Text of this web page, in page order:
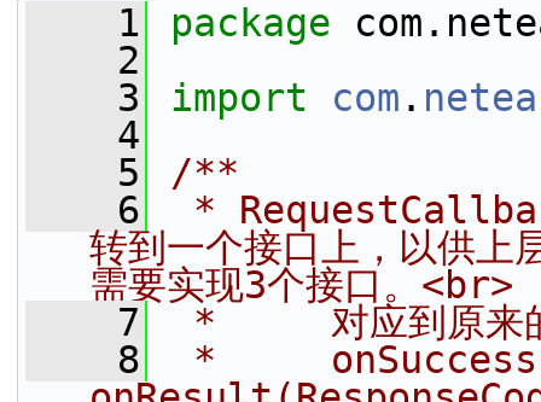
    1
package
    2
    3
import com .
    4
    5
/**
    6
*
转到一个接口上，以供上
需要实现3个接口。<br>
    7
*     对应到原来的
    8
*